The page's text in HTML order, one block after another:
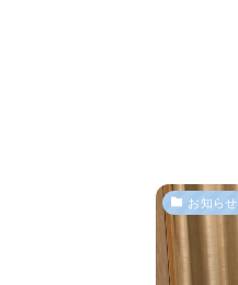
お知らせ